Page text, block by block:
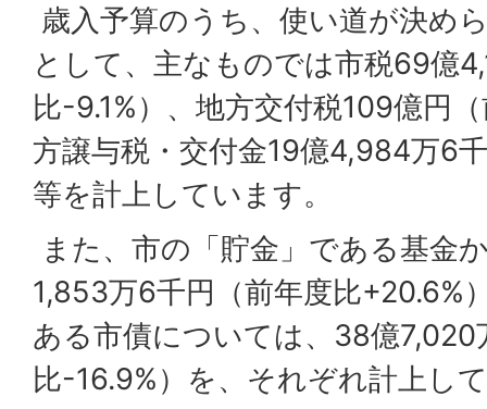
歳入予算のうち、使い道が決め
として、主なものでは市税69億
比-9.1%）、地方交付税109億円
方譲与税・交付金19億4,984万6
等を計上しています。
また、市の「貯金」である基金
1,853万6千円（前年度比+20.6%
ある市債については、38億7,020
比-16.9%）を、それぞれ計上し